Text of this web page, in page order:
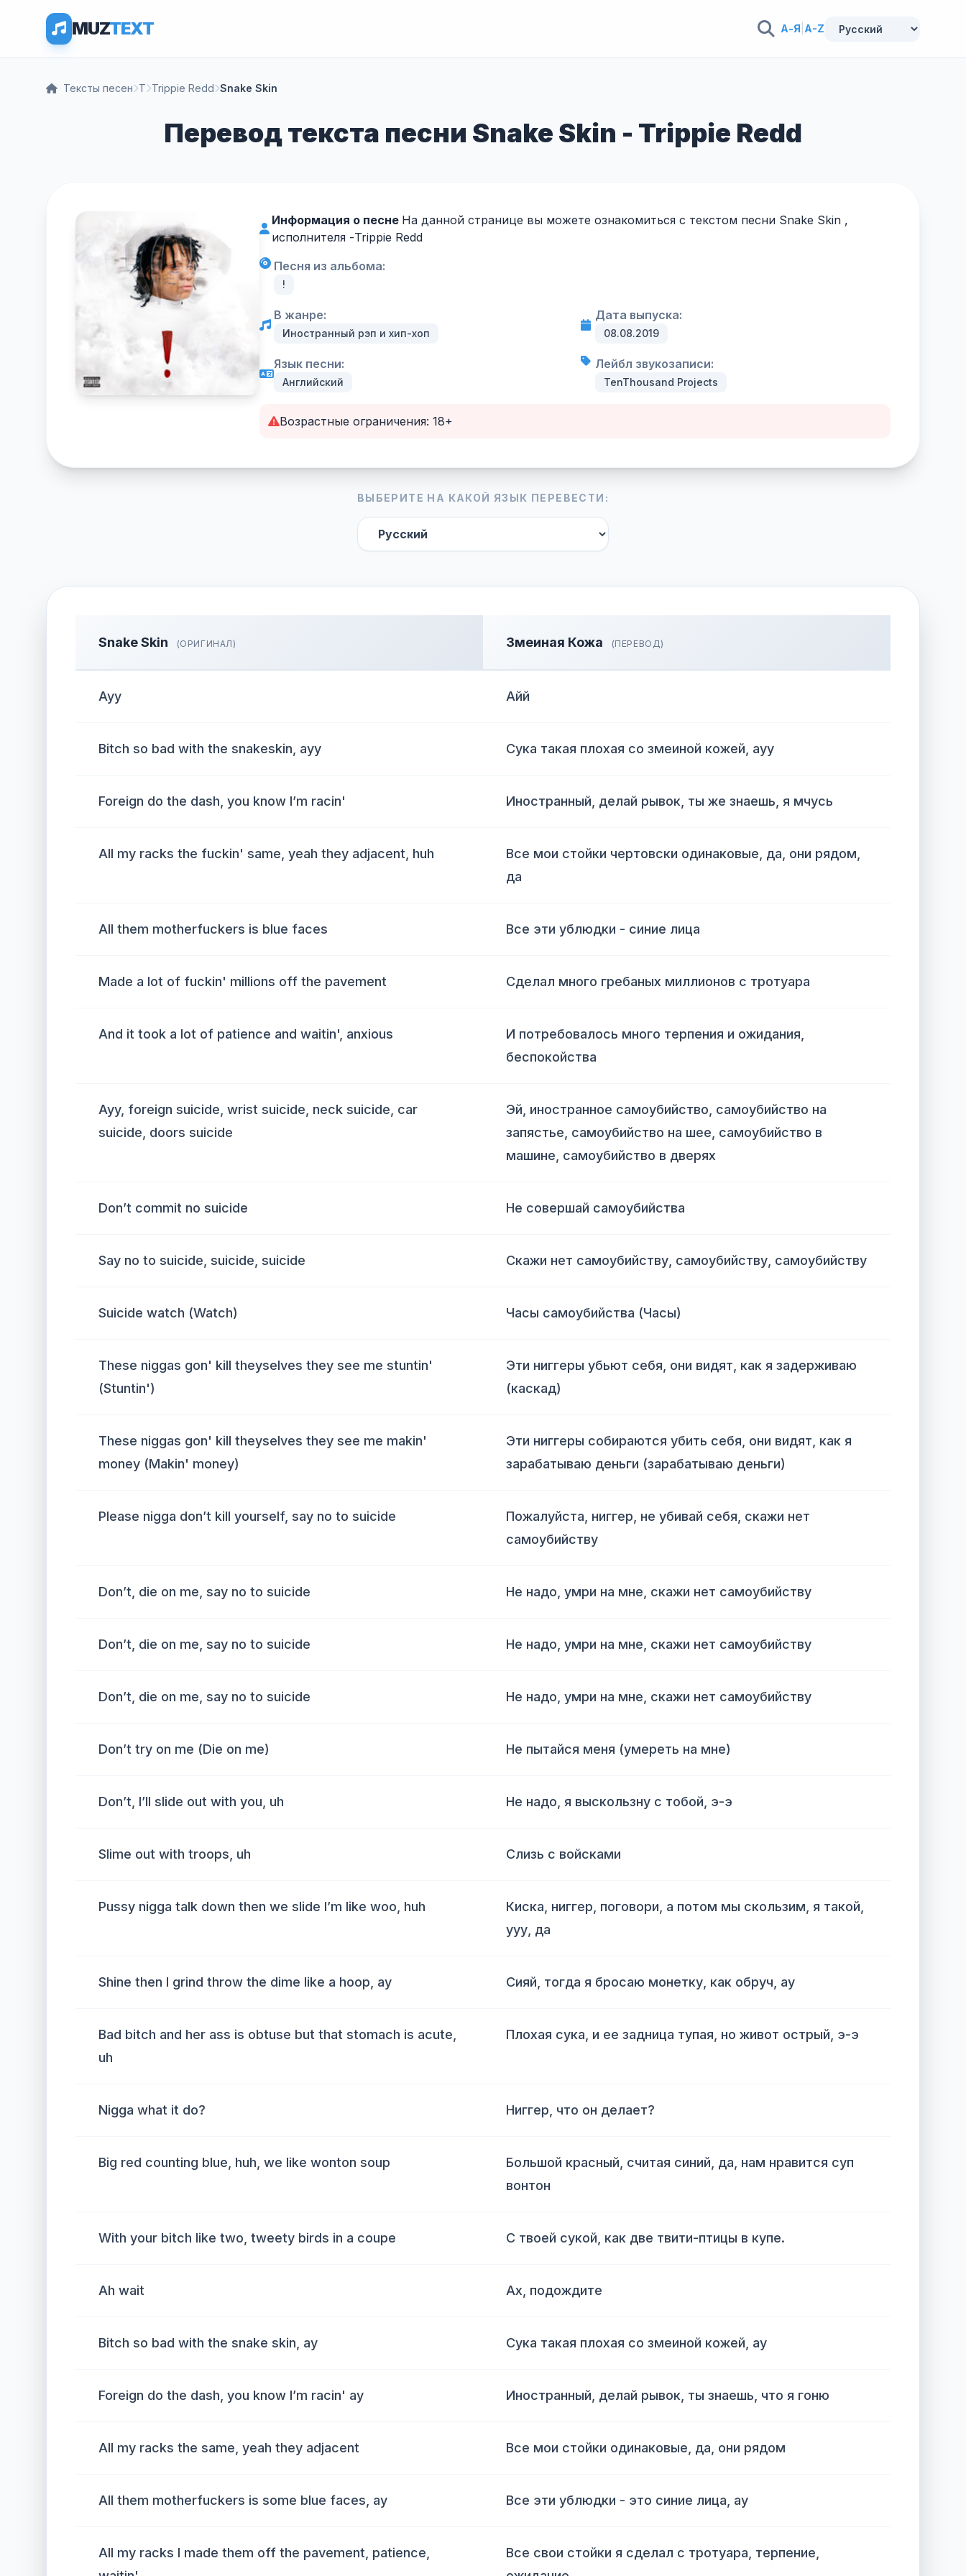
MUZTEXT А-Я A-Z
Тексты песен T Trippie Redd Snake Skin
Перевод текста песни Snake Skin - Trippie Redd
Информация о песне На данной странице вы можете ознакомиться с текстом песни Snake Skin ,
исполнителя -Trippie Redd
Песня из альбома:
!
В жанре:
Иностранный рэп и хип-хоп
Дата выпуска:
08.08.2019
Язык песни:
Английский
Лейбл звукозаписи:
TenThousand Projects
Возрастные ограничения: 18+
ВЫБЕРИТЕ НА КАКОЙ ЯЗЫК ПЕРЕВЕСТИ:
Snake Skin (ОРИГИНАЛ) Змеиная Кожа (ПЕРЕВОД)
Ayy Айй
Bitch so bad with the snakeskin, ayy Сука такая плохая со змеиной кожей, ауу
Foreign do the dash, you know I’m racin' Иностранный, делай рывок, ты же знаешь, я мчусь
All my racks the fuckin' same, yeah they adjacent, huh
Все мои стойки чертовски одинаковые, да, они рядом,
да
All them motherfuckers is blue faces Все эти ублюдки - синие лица
Made a lot of fuckin' millions off the pavement Сделал много гребаных миллионов с тротуара
And it took a lot of patience and waitin', anxious
И потребовалось много терпения и ожидания,
беспокойства
Ayy, foreign suicide, wrist suicide, neck suicide, car
suicide, doors suicide
Эй, иностранное самоубийство, самоубийство на
запястье, самоубийство на шее, самоубийство в
машине, самоубийство в дверях
Don’t commit no suicide Не совершай самоубийства
Say no to suicide, suicide, suicide Скажи нет самоубийству, самоубийству, самоубийству
Suicide watch (Watch) Часы самоубийства (Часы)
These niggas gon' kill theyselves they see me stuntin'
(Stuntin')
Эти ниггеры убьют себя, они видят, как я задерживаю
(каскад)
These niggas gon' kill theyselves they see me makin'
money (Makin' money)
Эти ниггеры собираются убить себя, они видят, как я
зарабатываю деньги (зарабатываю деньги)
Please nigga don’t kill yourself, say no to suicide
Пожалуйста, ниггер, не убивай себя, скажи нет
самоубийству
Don’t, die on me, say no to suicide Не надо, умри на мне, скажи нет самоубийству
Don’t, die on me, say no to suicide Не надо, умри на мне, скажи нет самоубийству
Don’t, die on me, say no to suicide Не надо, умри на мне, скажи нет самоубийству
Don’t try on me (Die on me) Не пытайся меня (умереть на мне)
Don’t, I’ll slide out with you, uh Не надо, я выскользну с тобой, э-э
Slime out with troops, uh Слизь с войсками
Pussy nigga talk down then we slide I’m like woo, huh
Киска, ниггер, поговори, а потом мы скользим, я такой,
ууу, да
Shine then I grind throw the dime like a hoop, ay Сияй, тогда я бросаю монетку, как обруч, ау
Bad bitch and her ass is obtuse but that stomach is acute,
uh
Плохая сука, и ее задница тупая, но живот острый, э-э
Nigga what it do? Ниггер, что он делает?
Big red counting blue, huh, we like wonton soup
Большой красный, считая синий, да, нам нравится суп
вонтон
With your bitch like two, tweety birds in a coupe С твоей сукой, как две твити-птицы в купе.
Ah wait Ах, подождите
Bitch so bad with the snake skin, ay Сука такая плохая со змеиной кожей, ау
Foreign do the dash, you know I’m racin' ay Иностранный, делай рывок, ты знаешь, что я гоню
All my racks the same, yeah they adjacent Все мои стойки одинаковые, да, они рядом
All them motherfuckers is some blue faces, ay Все эти ублюдки - это синие лица, ау
All my racks I made them off the pavement, patience,
Все свои стойки я сделал с тротуара, терпение,